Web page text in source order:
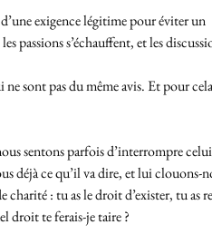
exigence légitime pour éviter un
passions s’échauffent, et les
sont pas du même avis. Et pour
sentons parfois d’interrompre
déjà ce qu’il va dire, et lui clouons-
charité : tu as le droit d’exister, tu as
droit te ferais-je taire ?